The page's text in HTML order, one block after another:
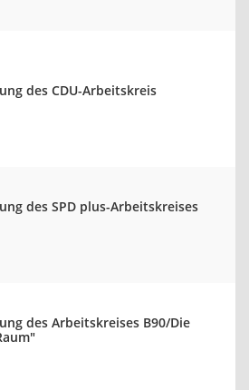
des CDU-Arbeitskreis
des SPD plus-Arbeitskreises
des Arbeitskreises B90/Die